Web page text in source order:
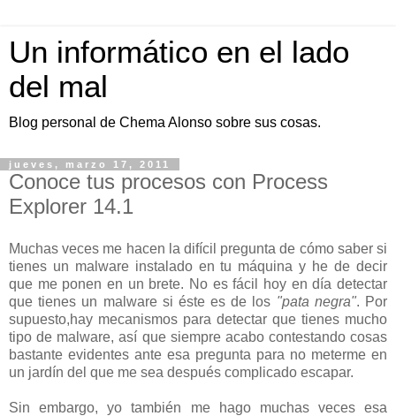
Un informático en el lado
del mal
Blog personal de Chema Alonso sobre sus cosas.
jueves, marzo 17, 2011
Conoce tus procesos con Process
Explorer 14.1
Muchas veces me hacen la difícil pregunta de cómo saber si
tienes un malware instalado en tu máquina y he de decir
que me ponen en un brete. No es fácil hoy en día detectar
que tienes un malware si éste es de los "pata negra". Por
supuesto,hay mecanismos para detectar que tienes mucho
tipo de malware, así que siempre acabo contestando cosas
bastante evidentes ante esa pregunta para no meterme en
un jardín del que me sea después complicado escapar.
Sin embargo, yo también me hago muchas veces esa